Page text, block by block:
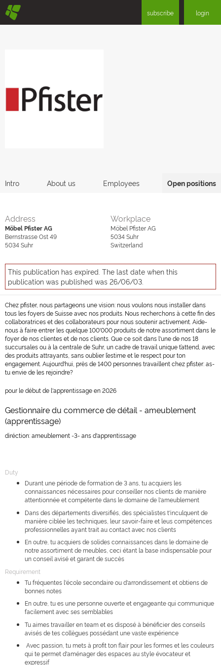
§ subscribe login
Intro About us Employees Open positions
Address
Möbel Pfister AG
Bernstrasse Ost 49
5034Suhr
Workplace
Möbel Pfister AG
5034Suhr
Switzerland
This publication has expired. The last date when this
publication was published was 26/06/03.
Chez pfister, nous partageons une vision: nous voulons nous installer dans
tous les foyers de Suisse avec nos produits. Nous recherchons à cette fin des
collaboratrices et des collaborateurs pour nous soutenir activement. Aide-
nous à faire entrer les quelque 100'000 produits de notre assortiment dans le
foyer de nos clientes et de nos clients. Que ce soit dans l'une de nos 18
succursales ou à la centrale de Suhr, un cadre de travail unique t’attend, avec
des produits attrayants, sans oublier l’estime et le respect pour ton
engagement. Aujourd'hui, près de 1400 personnes travaillent chez pfister: as-
tu envie de les rejoindre?
pour le début de l'apprentissage en 2026
Gestionnaire du commerce de détail - ameublement
(apprentissage)
diréction: ameublement -3- ans d'apprentissage
Duty
Durant une période de formation de 3 ans, tu acquiers les
connaissances nécessaires pour conseiller nos clients de manière
attentionnée et compétente dans le domaine de l'ameublement
Dans des départements diversifiés, des spécialistes t'inculquent de
manière ciblée les techniques, leur savoir-faire et leus compétences
professionnelles ayant trait au contact avec nos clients
En outre, tu acquiers de solides connaissances dans le domaine de
notre assortiment de meubles, ceci étant la base indispensable pour
un conseil avisé et garant de succès
Requirement
Tu fréquentes l'école secondaire ou d'arrondissement et obtiens de
bonnes notes
En outre, tu es une personne ouverte et engageante qui communique
facilement avec ses semblables
Tu aimes travailler en team et es disposé à bénéficier des conseils
avisés de tes collègues possédant une vaste expérience
Avec passion, tu mets à profit ton flair pour les formes et les couleurs
qui te permet d'aménager des espaces au style évocateur et
expressif